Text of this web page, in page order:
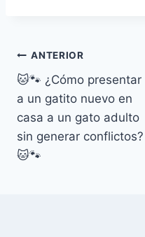
Navegación
de
entradas
ANTERIOR
🐱🐾 ¿Cómo presentar
a un gatito nuevo en
casa a un gato adulto
sin generar conflictos?
🐱🐾